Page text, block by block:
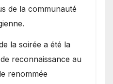
de la communauté
la soirée a été la
reconnaissance au
renommée